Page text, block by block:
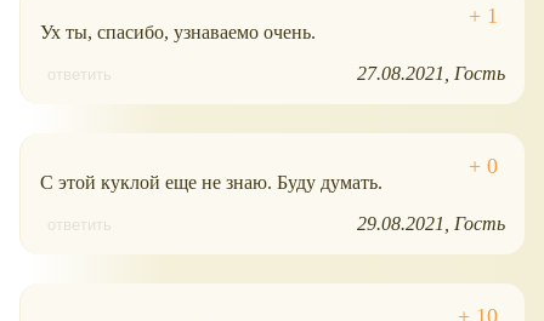
Ух ты, спасибо, узнаваемо очень.
ответить 27.08.2021 Гость
С этой куклой еще не знаю. Буду думать.
ответить 29.08.2021 Гость